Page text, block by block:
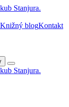
Knižný blogKontakt